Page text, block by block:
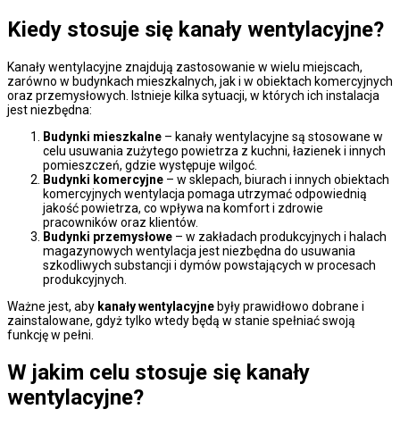
Kiedy stosuje się kanały wentylacyjne?
Kanały wentylacyjne znajdują zastosowanie w wielu miejscach,
zarówno w budynkach mieszkalnych, jak i w obiektach komercyjnych
oraz przemysłowych. Istnieje kilka sytuacji, w których ich instalacja
jest niezbędna:
Budynki mieszkalne – kanały wentylacyjne są stosowane w
celu usuwania zużytego powietrza z kuchni, łazienek i innych
pomieszczeń, gdzie występuje wilgoć.
Budynki komercyjne – w sklepach, biurach i innych obiektach
komercyjnych wentylacja pomaga utrzymać odpowiednią
jakość powietrza, co wpływa na komfort i zdrowie
pracowników oraz klientów.
Budynki przemysłowe – w zakładach produkcyjnych i halach
magazynowych wentylacja jest niezbędna do usuwania
szkodliwych substancji i dymów powstających w procesach
produkcyjnych.
Ważne jest, aby kanały wentylacyjne były prawidłowo dobrane i
zainstalowane, gdyż tylko wtedy będą w stanie spełniać swoją
funkcję w pełni.
W jakim celu stosuje się kanały
wentylacyjne?